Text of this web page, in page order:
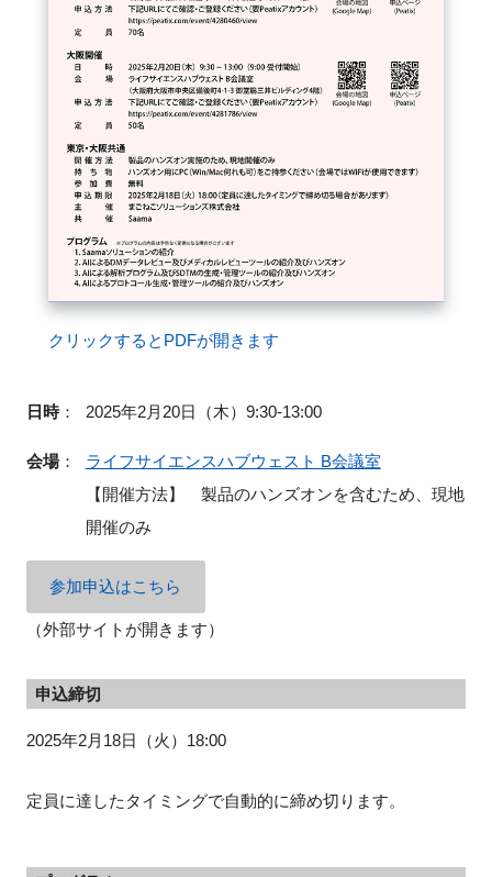
クリックするとPDFが開きます
日時： 2025年2月20日（木）9:30-13:00
会場：
ライフサイエンスハブウェスト B会議室
【開催方法】 製品のハンズオンを含むため、現地
開催のみ
参加申込はこちら
（外部サイトが開きます）
申込締切
2025年2月18日（火）18:00
定員に達したタイミングで自動的に締め切ります。